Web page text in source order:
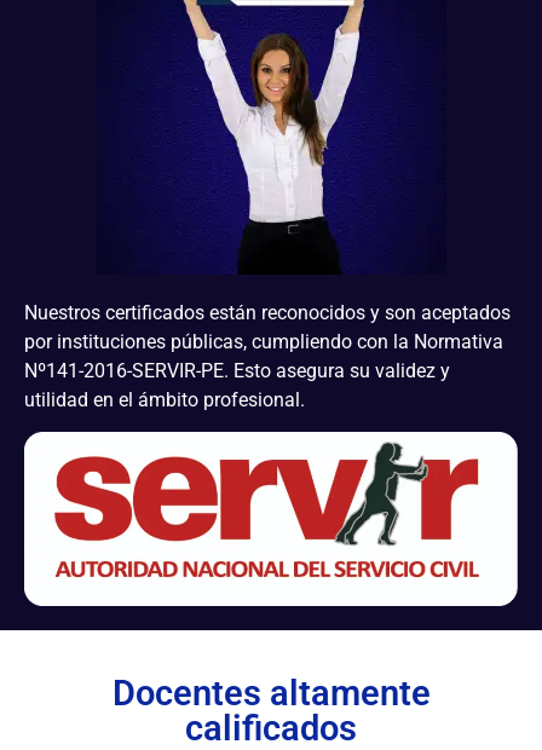
Nuestros certificados están reconocidos y son aceptados
por instituciones públicas, cumpliendo con la Normativa
Nº141-2016-SERVIR-PE. Esto asegura su validez y
utilidad en el ámbito profesional.
Docentes altamente
calificados